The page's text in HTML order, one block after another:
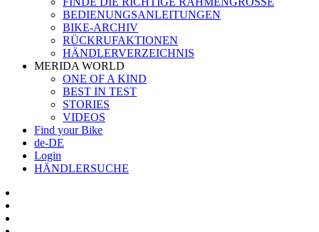
BEDIENUNGSANLEITUNGEN
BIKE-ARCHIV
RÜCKRUFAKTIONEN
HÄNDLERVERZEICHNIS
MERIDA WORLD
ONE OF A KIND
BEST IN TEST
STORIES
VIDEOS
Find your Bike
de-DE
Login
HÄNDLERSUCHE